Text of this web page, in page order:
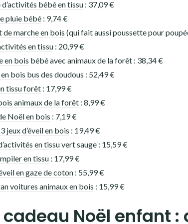
bébé en tissu : 37,09 €
pluie bébé : 9,74 €
marche en bois (qui fait aussi poussette pour
en tissu : 20,99 €
en bois bébé avec animaux de la forêt : 38,34 €
bois bus des doudous : 52,49 €
tissu forêt : 17,99 €
animaux de la forêt : 8,99 €
Noël en bois : 7,19 €
jeux d’éveil en bois : 19,49 €
en tissuvert sauge : 15,59 €
en tissu : 17,99 €
en gaze de coton : 55,99 €
voitures animaux en bois : 15,99 €
Noël enfant